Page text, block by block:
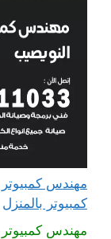
كمبيوتر بالمنزل
مهندس